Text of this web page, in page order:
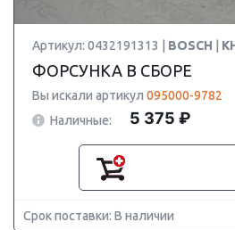
Артикул: 0432191313 | BOSCH
ФОРСУНКА В СБОРЕ
Вы искали артикул 095000-9782
Наличные:
5 375 ₽
Срок поставки: В наличии